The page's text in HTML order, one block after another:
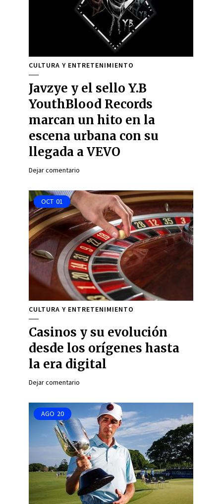
CULTURA Y ENTRETENIMIENTO
Javzye y el sello Y.B
YouthBlood Records
marcan un hito en la
escena urbana con su
llegada a VEVO
Dejar comentario
OCT 01
CULTURA Y ENTRETENIMIENTO
Casinos y su evolución
desde los orígenes hasta
la era digital
Dejar comentario
AGO 20